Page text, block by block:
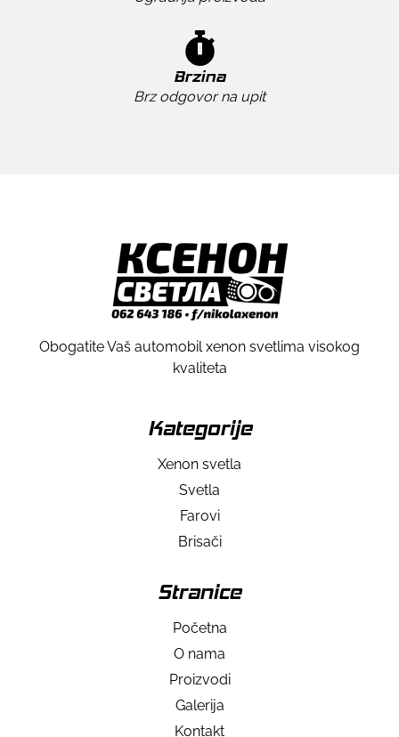
Brzina
Brz odgovor na upit
Obogatite Vaš automobil xenon svetlima visokog
kvaliteta
Kategorije
Xenon svetla
Svetla
Farovi
Brisači
Stranice
Početna
O nama
Proizvodi
Galerija
Kontakt